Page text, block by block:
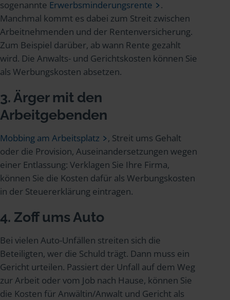
sogenannte Erwerbsminderungsrente
.
Manchmal kommt es dabei zum Streit zwischen
Arbeitnehmenden und der Rentenversicherung.
Zum Beispiel darüber, ab wann Rente gezahlt
wird. Die Anwalts- und Gerichtskosten können Sie
als Werbungskosten absetzen.
3. Ärger mit den
Arbeitgebenden
Mobbing am Arbeitsplatz
, Streit ums Gehalt
oder die Provision, Auseinandersetzungen wegen
einer Entlassung: Verklagen Sie Ihre Firma,
können Sie die Kosten dafür als Werbungskosten
in der Steuererklärung eintragen.
4. Zoff ums Auto
Bei vielen Auto-Unfällen streiten sich die
Beteiligten, wer die Schuld trägt. Dann muss ein
Gericht urteilen. Passiert der Unfall auf dem Weg
zur Arbeit oder vom Job nach Hause, können Sie
die Kosten für Anwältin/Anwalt und Gericht als